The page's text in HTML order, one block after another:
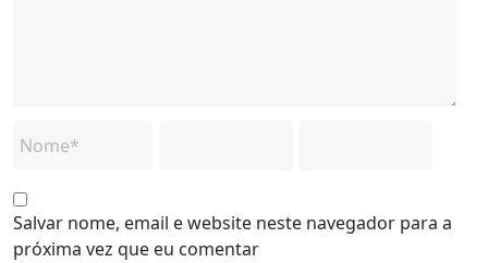
Salvar nome, email e website neste navegador para a
próxima vez que eu comentar